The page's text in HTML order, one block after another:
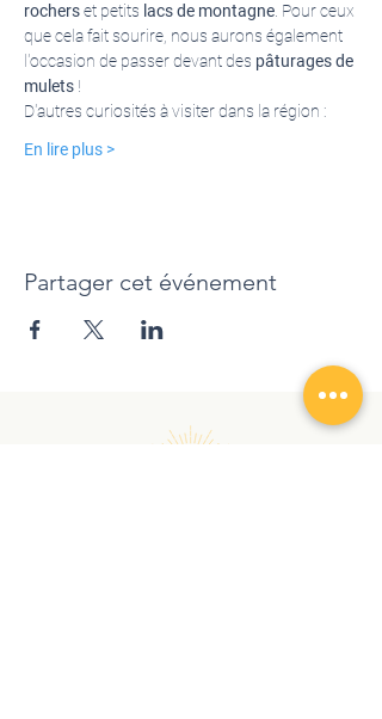
rochers et petits lacs de montagne . Pour ceux
que cela fait sourire, nous aurons également
l'occasion de passer devant des pâturages de
mulets !
D'autres curiosités à visiter dans la région :
En lire plus >
Partager cet événement